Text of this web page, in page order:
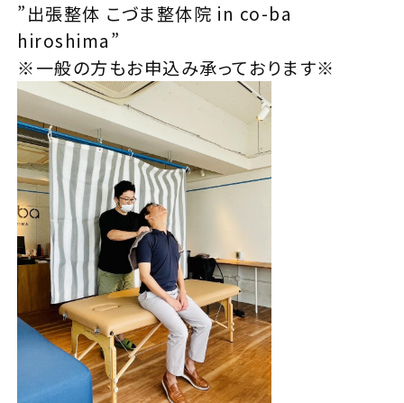
”出張整体 こづま整体院 in co-ba
hiroshima”
※一般の方もお申込み承っております※